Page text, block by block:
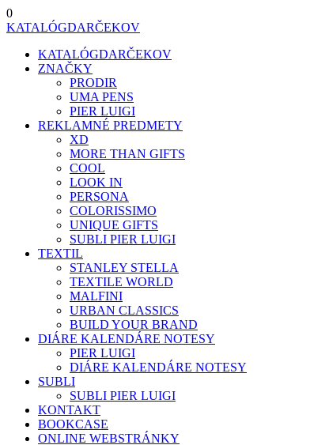
0
KATALÓGDARČEKOV
KATALÓGDARČEKOV
ZNAČKY
PRODIR
UMA PENS
PIER LUIGI
REKLAMNÉ PREDMETY
XD
MORE THAN GIFTS
COOL
LOOK IN
PERSONA
COLORISSIMO
UNIQUE GIFTS
SUBLI PIER LUIGI
TEXTIL
STANLEY STELLA
TEXTILE WORLD
MALFINI
URBAN CLASSICS
BUILD YOUR BRAND
DIÁRE KALENDÁRE NOTESY
PIER LUIGI
DIÁRE KALENDÁRE NOTESY
SUBLI
SUBLI PIER LUIGI
KONTAKT
BOOKCASE
ONLINE WEBSTRÁNKY